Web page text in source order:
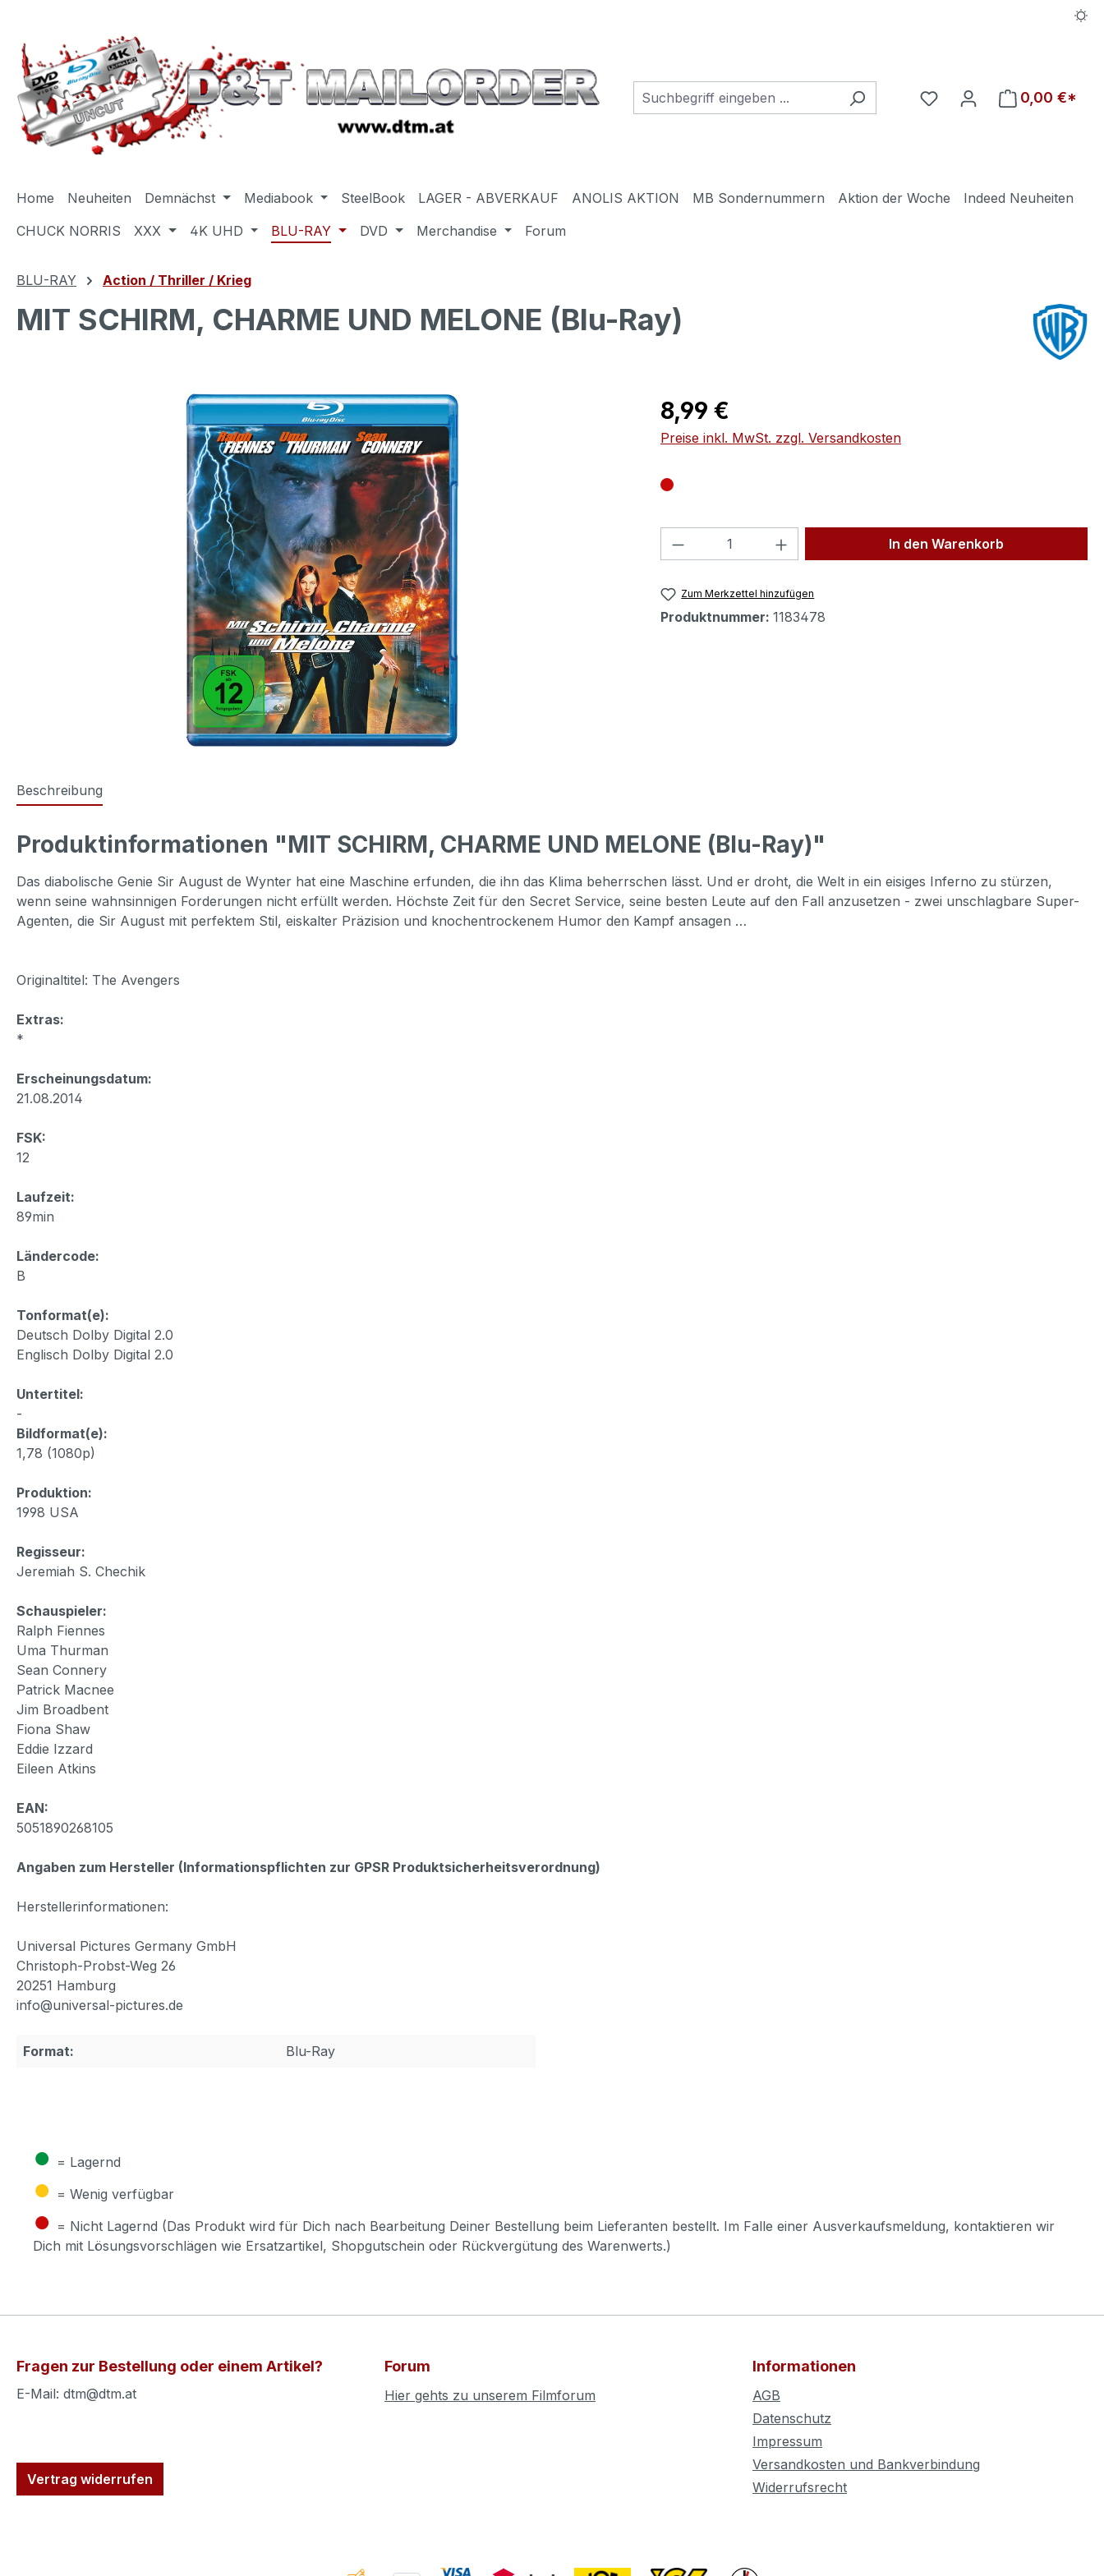
Du hast 0 Produkte auf
0,00 €*
Home Neuheiten Demnächst Mediabook SteelBook LAGER - ABVERKAUF ANOLIS AKTION MB Sondernummern Aktion der Woche
Indeed Neuheiten
CHUCK NORRIS
XXX 4K UHD BLU-RAY DVD Merchandise Forum
BLU-RAY Action / Thriller / Krieg
MIT SCHIRM, CHARME UND MELONE (Blu-Ray)
Regulärer Preis:
8,99 €
Preise inkl. MwSt. zzgl. Versandkosten
Produkt Anzahl: Gib den gewünschten Wert
In den Warenkorb
Zum Merkzettel hinzufügen
Produktnummer: 1183478
Beschreibung
Produktinformationen "MIT SCHIRM, CHARME UND MELONE (Blu-Ray)"
Das diabolische Genie Sir August de Wynter hat eine Maschine erfunden, die ihn das Klima beherrschen lässt. Und er droht, die Welt in ein eisiges Inferno zu stürzen,
wenn seine wahnsinnigen Forderungen nicht erfüllt werden. Höchste Zeit für den Secret Service, seine besten Leute auf den Fall anzusetzen - zwei unschlagbare Super-
Agenten, die Sir August mit perfektem Stil, eiskalter Präzision und knochentrockenem Humor den Kampf ansagen …
Originaltitel: The Avengers
Extras:
*
Erscheinungsdatum:
21.08.2014
FSK:
12
Laufzeit:
89min
Ländercode:
B
Tonformat(e):
Deutsch Dolby Digital 2.0
Englisch Dolby Digital 2.0
Untertitel:
-
Bildformat(e):
1,78 (1080p)
Produktion:
1998 USA
Regisseur:
Jeremiah S. Chechik
Schauspieler:
Ralph Fiennes
Uma Thurman
Sean Connery
Patrick Macnee
Jim Broadbent
Fiona Shaw
Eddie Izzard
Eileen Atkins
EAN:
5051890268105
Angaben zum Hersteller (Informationspflichten zur GPSR Produktsicherheitsverordnung)
Herstellerinformationen:
Universal Pictures Germany GmbH
Christoph-Probst-Weg 26
20251 Hamburg
info@universal-pictures.de
Format: Blu-Ray
● = Lagernd
● = Wenig verfügbar
● = Nicht Lagernd (Das Produkt wird für Dich nach Bearbeitung Deiner Bestellung beim Lieferanten bestellt. Im Falle einer Ausverkaufsmeldung, kontaktieren wir
Dich mit Lösungsvorschlägen wie Ersatzartikel, Shopgutschein oder Rückvergütung des Warenwerts.)
Fragen zur Bestellung oder einem Artikel?
E-Mail: dtm@dtm.at
Vertrag widerrufen
Forum
Hier gehts zu unserem Filmforum
Informationen
AGB
Datenschutz
Impressum
Versandkosten und Bankverbindung
Widerrufsrecht